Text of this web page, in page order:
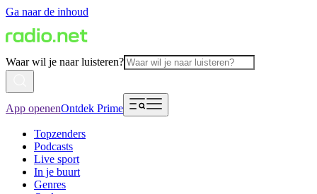
Ga naar de inhoud
Waar wil je naar luisteren?
App openenOntdek Prime
Topzenders
Podcasts
Live sport
In je buurt
Genres